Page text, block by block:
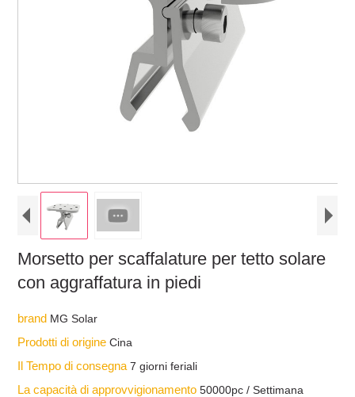
Morsetto per scaffalature per tetto solare
con aggraffatura in piedi
brand MG Solar
Prodotti di origineCina
Il Tempo di consegna7 giorni feriali
La capacità di approvvigionamento50000pc / Settimana